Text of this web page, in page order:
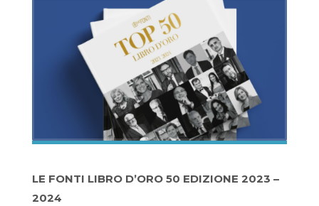
LE FONTI LIBRO D’ORO 50 EDIZIONE 2023 –
2024